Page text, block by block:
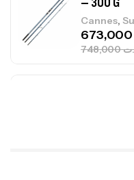
Canne
1.83m